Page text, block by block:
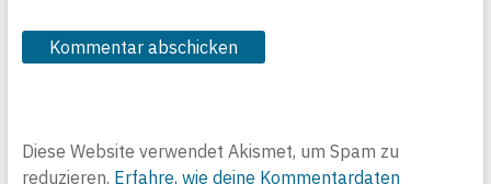
Diese Website verwendet Akismet, um Spam zu
reduzieren. Erfahre, wie deine Kommentardaten